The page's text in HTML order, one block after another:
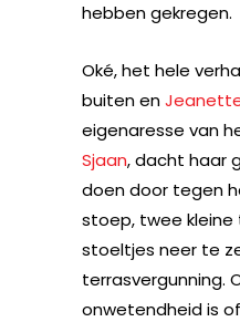
hebben gekregen.
Oké, het hele
buiten en
eigenaresse van
Sjaan, dacht haar
doen door tegen
stoep, twee
stoeltjes neer te
terrasvergunning.
onwetendheid is